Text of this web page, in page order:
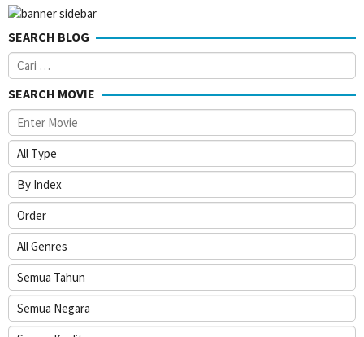
SEARCH BLOG
Cari
untuk:
SEARCH MOVIE